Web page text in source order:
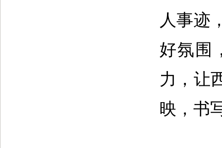
人事迹
好氛围
力，让
映，书